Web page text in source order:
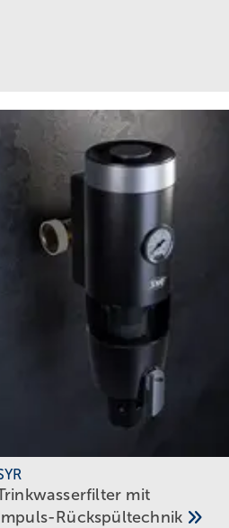
mit
Impuls-Rückspültechnik